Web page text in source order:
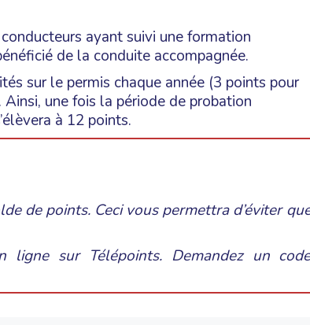
ayant suivi une formation
de la conduite accompagnée.
sur le permis chaque année (3 points pour
une fois la période de probation
à 12 points.
de points. Ceci vous permettra d’éviter
sur Télépoints. Demandez un